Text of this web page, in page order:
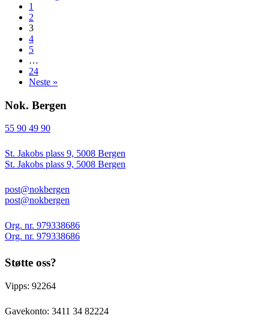
1
2
3
4
5
…
24
Neste »
Nok. Bergen
55 90 49 90
St. Jakobs plass 9, 5008 Bergen
St. Jakobs plass 9, 5008 Bergen
post@nokbergen
post@nokbergen
Org. nr. 979338686
Org. nr. 979338686
Støtte oss?
Vipps: 92264
Gavekonto: 3411 34 82224